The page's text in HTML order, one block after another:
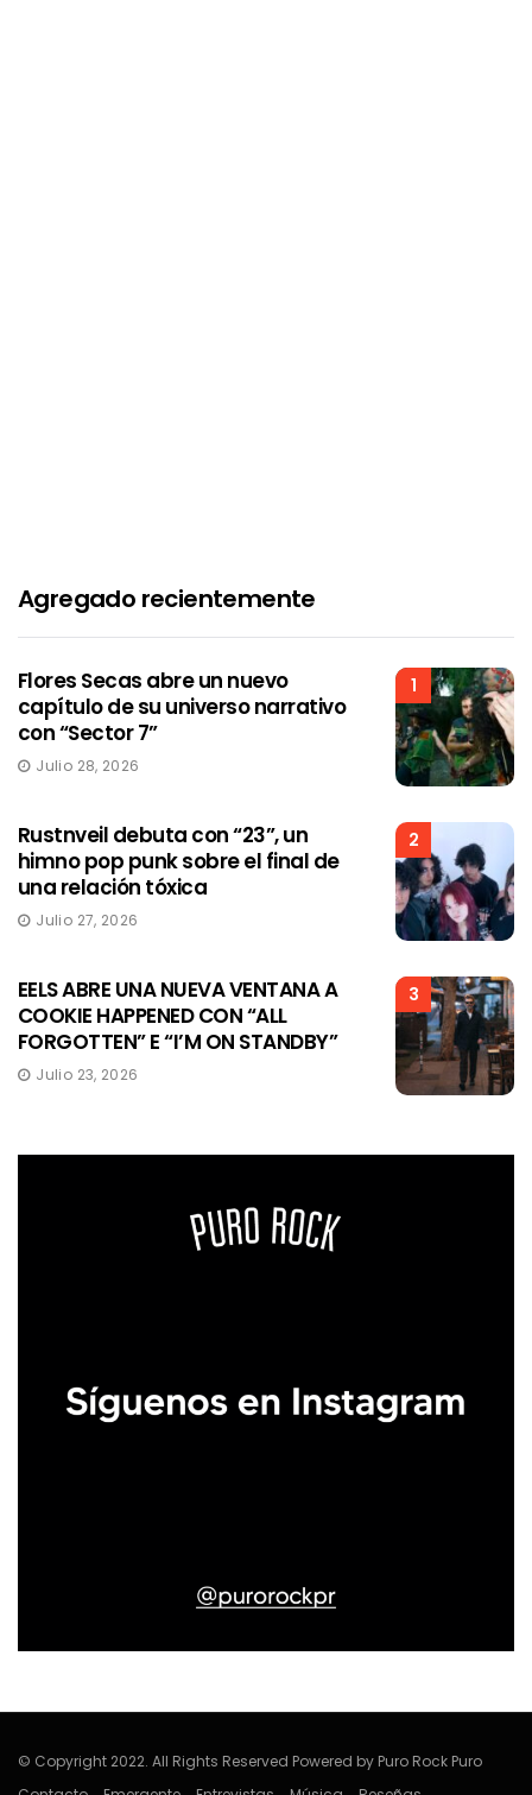
Agregado recientemente
1
Flores Secas abre un nuevo
capítulo de su universo narrativo
con “Sector 7”
Julio 28, 2026
2
Rustnveil debuta con “23”, un
himno pop punk sobre el final de
una relación tóxica
Julio 27, 2026
3
EELS ABRE UNA NUEVA VENTANA A
COOKIE HAPPENED CON “ALL
FORGOTTEN” E “I’M ON STANDBY”
Julio 23, 2026
© Copyright 2022. All Rights Reserved Powered by Puro Rock Puro